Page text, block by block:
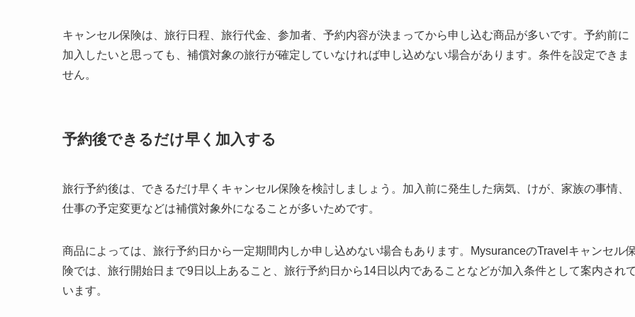
キャンセル保険は、旅行日程、旅行代金、参加者、予約内容が決まってから申し込む商品が多いです。予約前に
加入したいと思っても、補償対象の旅行が確定していなければ申し込めない場合があります。条件を設定できま
せん。
予約後できるだけ早く加入する
旅行予約後は、できるだけ早くキャンセル保険を検討しましょう。加入前に発生した病気、けが、家族の事情、
仕事の予定変更などは補償対象外になることが多いためです。
商品によっては、旅行予約日から一定期間内しか申し込めない場合もあります。MysuranceのTravelキャンセル
険では、旅行開始日まで9日以上あること、旅行予約日から14日以内であることなどが加入条件として案内され
います。